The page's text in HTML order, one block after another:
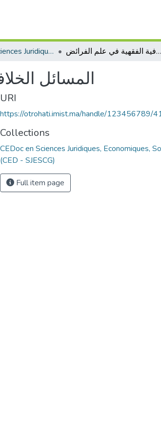
CEDoc en Sciences Juridiques, Economiques, Sociales, Chariaa et de Gestion (CED - SJESCG) المسائل الخلافية الفقهية في علم الفرائض
المسائل
URI
https://otrohati.imist.ma/handle/123456789/
Collections
CEDoc en Sciences Juridiques, Economiques,
(CED - SJESCG)
Full item page